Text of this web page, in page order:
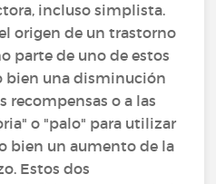
incluso simplista.
origen de un trastorno
parte de uno de estos
bien una disminución
recompensas o a las
o "palo" para utilizar
bien un aumento de la
Estos dos